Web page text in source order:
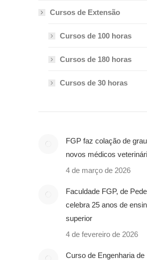
Cursos de Extensão
Cursos de 100 horas
Cursos de 180 horas
Cursos de 30 horas
FGP faz colação de
novos médicos
4 de março de 2026
Faculdade FGP, de
celebra 25 anos de
superior
4 de fevereiro de 2026
Curso de Engenharia de